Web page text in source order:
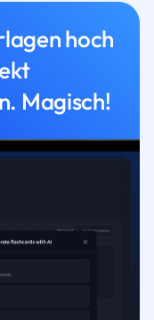
hoch
Magisch!